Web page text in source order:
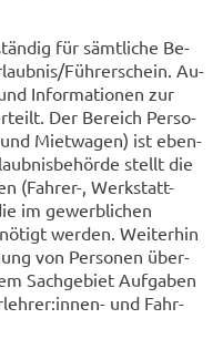
für sämt­li­che Be­
Füh­rer­schein. Au­
In­for­ma­tio­nen zur
Der Be­reich Per­so­
Miet­wa­gen) ist eben­
stellt die
(Fahrer-​, Werkstatt-​
im ge­werb­li­chen
wer­den. Wei­ter­hin
von Per­so­nen über­
Sach­ge­biet Auf­ga­ben
und Fahr­